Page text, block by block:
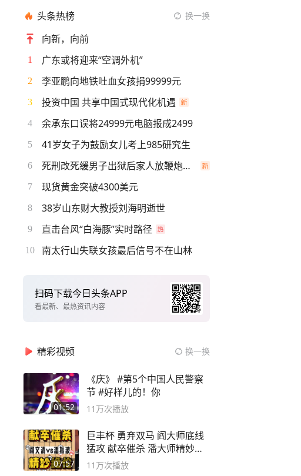
头条热榜 换一换
向新，向前
1 广东或将迎来“空调外机”
2 李亚鹏向地铁吐血女孩捐99999元
3 投资中国 共享中国式现代化机遇
4 余承东口误将24999元电脑报成2499
5 41岁女子为鼓励女儿考上985研究生
6 死刑改死缓男子出狱后家人放鞭炮庆祝
7 现货黄金突破4300美元
8 38岁山东财大教授刘海明逝世
9 直击台风“白海豚”实时路径
10 南太行山失联女孩最后信号不在山林
扫码下载今日头条APP
看最新、最热资讯内容
精彩视频 换一换
01:52
《庆》 #第5个中国人民警察
节 #好样儿的！你
11万次播放
07:57
巨丰杯 勇弃双马 阎大师底线
猛攻 献卒催杀 潘大师精妙入
局
11万次播放